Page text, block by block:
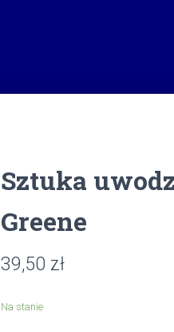
Sztuka
Greene
39,50 zł
Na stanie